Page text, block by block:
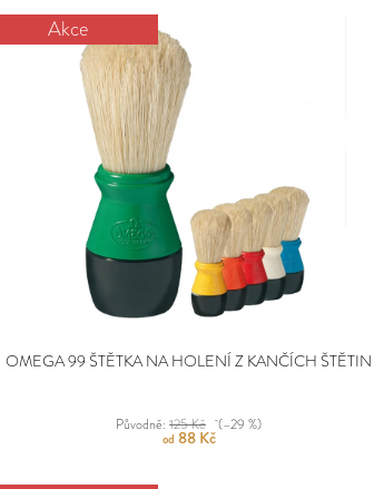
Akce
OMEGA 99 ŠTĚTKA NA HOLENÍ Z KANČÍCH ŠTĚTIN
Původně: 125 Kč (–29 %)
od 88 Kč